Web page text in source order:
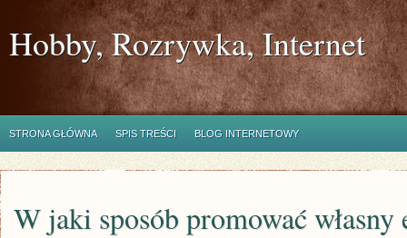
Hobby, Rozrywka, Internet
STRONA GŁÓWNA SPIS TREŚCI BLOG INTERNETOWY
W jaki sposób promować własny